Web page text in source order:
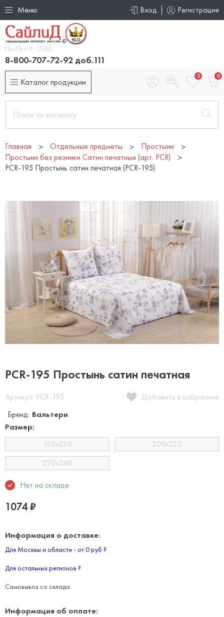
Меню Вход Регистрация
Пн-Пт с 9-17.00
8-800-707-72-92 доб.111
Каталог продукции
0 0
Главная Отдельные предметы
Простыни
Простыни без резинки Сатин печатные (арт. PCR)
PCR-195 Простынь сатин печатная (PCR-195)
PCR-195 Простынь сатин печатная
Артикул: PCR-195
Добавить в избранное
Бренд: Вальтери
Размер:
160x220
200x220
220x240
Нет на складе
1074₽
Информация о доставке:
Для Москвы и области - от 0 руб ?
Для остальных регионов ?
Самовывоз со склада
Информация об оплате: